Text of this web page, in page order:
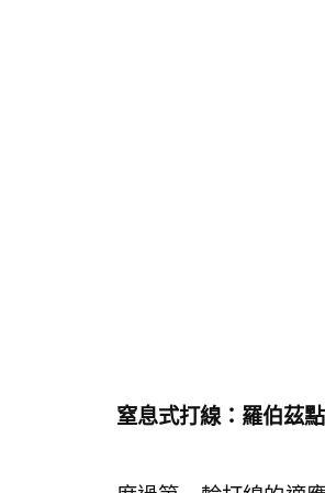
窒息式打線：羅伯茲